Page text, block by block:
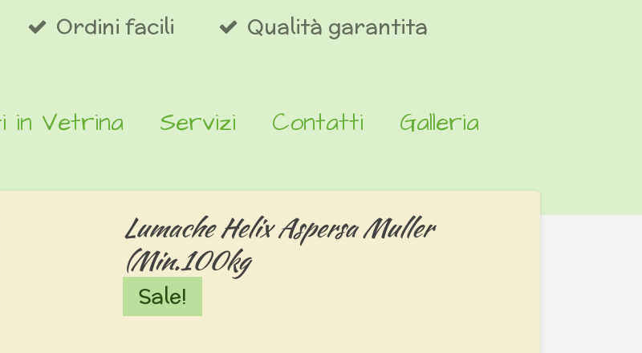
Ordini facili Qualità garantita
in Vetrina Servizi Contatti Galleria
Lumache Helix Aspersa Muller
(Min.100kg
Sale!